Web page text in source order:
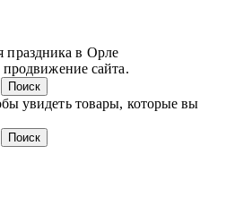
праздника в Орле
продвижение сайта.
Поиск
увидеть товары, которые вы
Поиск